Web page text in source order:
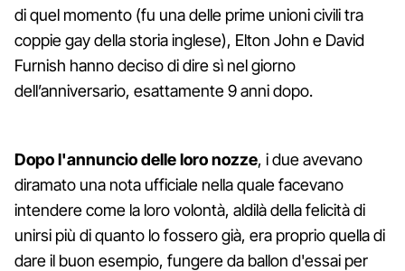
di quel momento (fu una delle prime unioni civili tra
coppie gay della storia inglese), Elton John e David
Furnish hanno deciso di dire sì nel giorno
dell’anniversario, esattamente 9 anni dopo.
Dopo l'annuncio delle loro nozze, i due avevano
diramato una nota ufficiale nella quale facevano
intendere come la loro volontà, aldilà della felicità di
unirsi più di quanto lo fossero già, era proprio quella di
dare il buon esempio, fungere da ballon d'essai per